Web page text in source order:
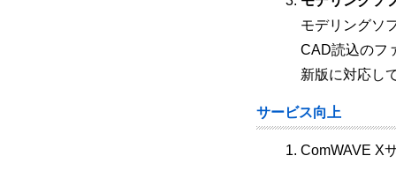
モデリングソ
CAD読込のフ
新版に対応し
サービス向上
ComWAVE X